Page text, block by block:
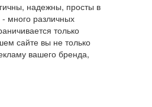
надежны, просты в
много различных
только
сайте вы не только
вашего бренда,